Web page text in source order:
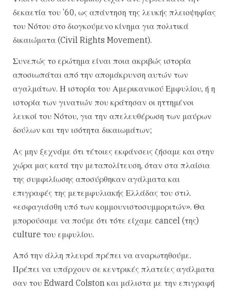
δεκαετία του ’60, ως απάντηση της λευκής πλειοψηφίας
του Νότου στο διογκούμενο κίνημα για πολιτικά
δικαιώματα (Civil Rights Movement).
Συνεπώς το ερώτημα είναι ποια ακριβώς ιστορία
αποσιωπάται από την απομάκρυνση αυτών των
αγαλμάτων. Η ιστορία του Αμερικανικού Εμφυλίου, ή η
ιστορία των γινατιών που κράτησαν οι ηττημένοι
λευκοί του Νότου, για την απελευθέρωση των μαύρων
δούλων και την ισότητα δικαιωμάτων;
Ας μην ξεχνάμε ότι τέτοιες εκφάνσεις ζήσαμε και στην
χώρα μας κατά την μεταπολίτευση, όταν στα πλαίσια
της συμφιλίωσης αποσύρθηκαν αγάλματα και
επιγραφές της μετεμφυλιακής Ελλάδας του στιλ
«εσφαγιάσθη υπό των κομμουνιστοσυμμοριτών». Θα
μπορούσαμε να πούμε ότι τότε είχαμε cancel (της)
culture του εμφυλίου.
Από την άλλη πλευρά πρέπει να αναρωτηθούμε.
Πρέπει να υπάρχουν σε κεντρικές πλατείες αγάλματα
σαν του Edward Colston και μάλιστα με την επιγραφή